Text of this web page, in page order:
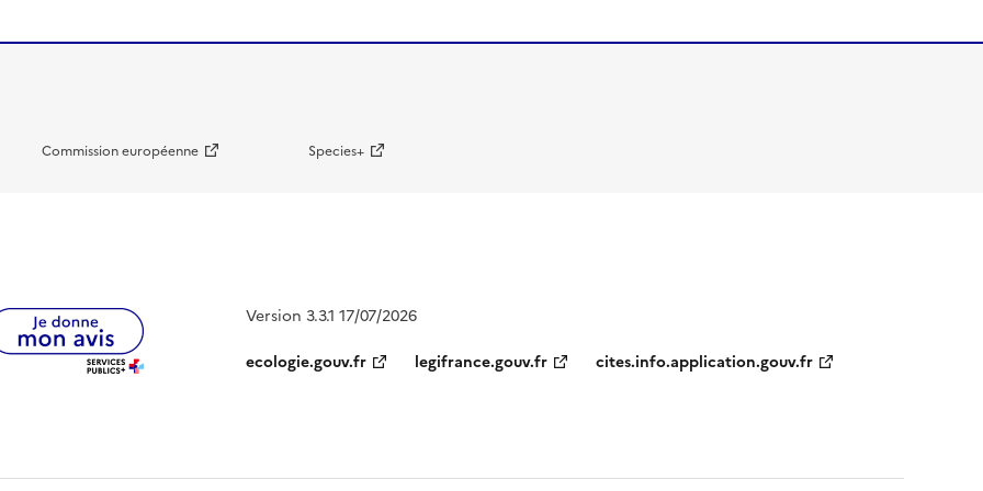
Commission européenne Species+
Version 3.3.1 17/07/2026
ecologie.gouv.fr
legifrance.gouv.fr cites.info.application.gouv.fr